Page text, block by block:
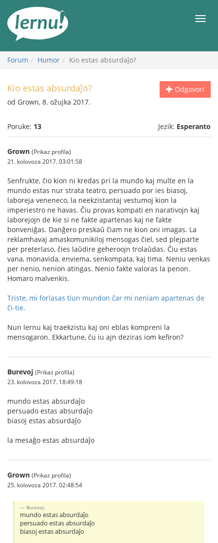
Meni
Forum Humor Kio estas absurdaĵo?
Odgovori
Kio estas absurdaĵo?
od Grown, 8. ožujka 2017.
Poruke: 13 Jezik: Esperanto
Grown (Prikaz profila)
21. kolovoza 2017. 03:01:58
Senfrukte, ĉio kion ni kredas pri la mundo kaj multe en la
mundo estas nur strata teatro, persuado por ies biasoj,
laboreja veneneco, la neekzistantaj vestumoj kion la
imperiestro ne havas. Ĉiu provas kompati en narativojn kaj
laborejojn de kie si ne fakte apartenas kaj ne fakte
bonveniĝas. Danĝero preskaŭ ĉiam ne kion oni imagas. La
reklamhavaj amaskomunikiloj mensogas ĉiel, sed plejparte
per preterlaso, ĉies laŭdire geheroojn trolaŭdas. Ĉiu estas
vana, monavida, enviema, senkompata, kaj tima. Neniu venkas
per nenio, nenion atingas. Nenio fakte valoras la penon.
Homaro malvenkis.
Triste, mi forlasas tiun mundon ĉar mi neniam apartenas de
ĉi-tie.
Nun lernu kaj traekzistu kaj oni eblas kompreni la
mensogaron. Ekkartune, ĉu iu ajn deziras iom kefiron?
Burevoj (Prikaz profila)
23. kolovoza 2017. 18:49:18
mundo estas absurdaĵo
persuado estas absurdaĵo
biasoj estas absurdaĵo
la mesaĝo estas absurdaĵo
Grown (Prikaz profila)
25. kolovoza 2017. 02:48:54
Burevoj:
mundo estas absurdaĵo
persuado estas absurdaĵo
biasoj estas absurdaĵo